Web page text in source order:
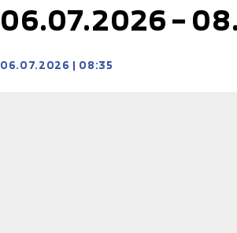
06.07.2026 –
06.07.2026 08:35